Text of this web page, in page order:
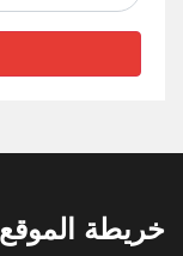
خريطة الموقع